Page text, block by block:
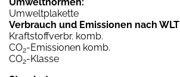
Umweltplakette
Verbrauch und Emissionen nach
Kraftstoffverbr. komb.
CO2-Emissionen komb.
CO2-Klasse